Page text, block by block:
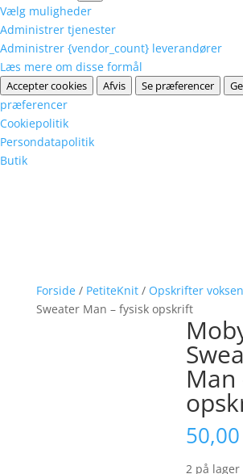
Vælg muligheder
Administrer tjenester
Administrer {vendor_count} leverandører
Læs mere om disse formål
Accepter cookies Afvis Se præferencer
præferencer
Cookiepolitik
Persondatapolitik
Butik
Forside/ PetiteKnit/ Opskrifter voksen
Sweater Man – fysisk opskrift
Man
50,00
2 på lager